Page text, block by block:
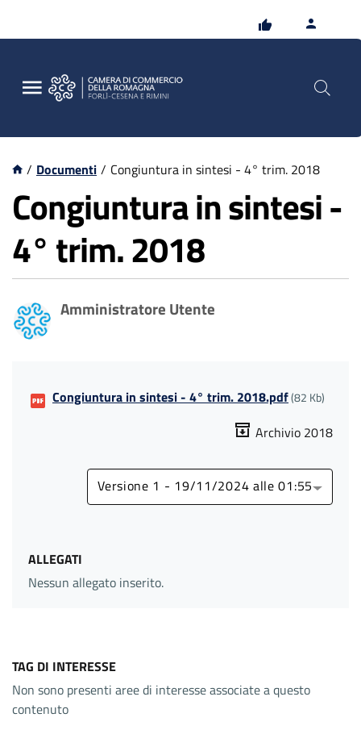
/ Documenti / Congiuntura in sintesi - 4° trim. 2018
Congiuntura in sintesi -
4° trim. 2018
Amministratore Utente
Congiuntura in sintesi - 4° trim. 2018.pdf(82 Kb)
Archivio 2018
Versione 1 - 19/11/2024 alle 01:55
ALLEGATI
Nessun allegato inserito.
TAG DI INTERESSE
Non sono presenti aree di interesse associate a questo
contenuto